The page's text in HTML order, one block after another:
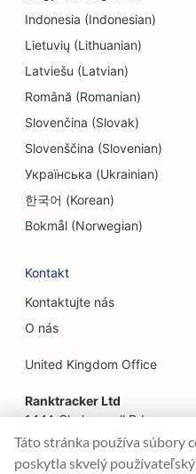
SEO pre zábavu a
SEO pre únikové
EO pre etnické
SEO pre služby faceliftu
SEO pre rodinné
SEO pre finančných
SEO pre kvetinárstva
SEO pre reštaurácie Fine
SEO pre finančné služby
SEO pre francúzske
Indonesia (Indonesian)
Lietuvių (Lithuanian)
Latviešu (Latvian)
Română (Romanian)
Slovenčina (Slovak)
Slovenščina (Slovenian)
Українська (Ukrainian)
한국어 (Korean)
Bokmål (Norwegian)
Kontakt
Kontaktujte nás
O nás
United Kingdom Office
Ranktracker Ltd
144A Clerkenwell Rd
London, EC1R 5DF
Company No: 08820809
Táto stránka používa súbory
poskytla skvelý